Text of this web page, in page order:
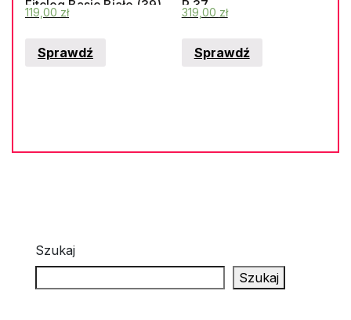
Fitclog Basic Białe (39)
119,00 zł
Sprawdź
R.37
319,00 zł
Sprawdź
Szukaj
Szukaj